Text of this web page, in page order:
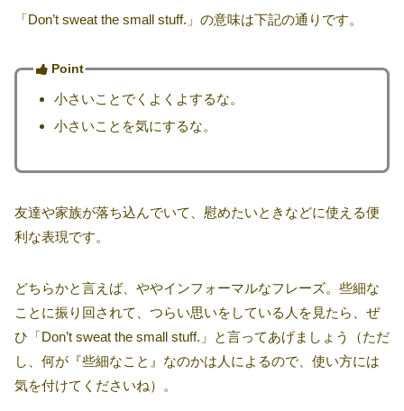
「Don’t sweat the small stuff.」の意味は下記の通りです。
Point
小さいことでくよくよするな。
小さいことを気にするな。
友達や家族が落ち込んでいて、慰めたいときなどに使える便
利な表現です。
どちらかと言えば、ややインフォーマルなフレーズ。些細な
ことに振り回されて、つらい思いをしている人を見たら、ぜ
ひ「Don’t sweat the small stuff.」と言ってあげましょう（ただ
し、何が『些細なこと』なのかは人によるので、使い方には
気を付けてくださいね）。